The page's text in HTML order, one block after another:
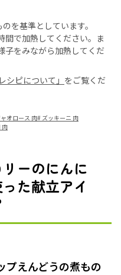
を基準としています。
間で加熱してください。ま
子をみながら加熱してくだ
レシピについて」 をご覧くだ
オロース 肉# ズッキーニ 肉
肉
ーのにんに
た献立アイ
プえんどうの煮もの